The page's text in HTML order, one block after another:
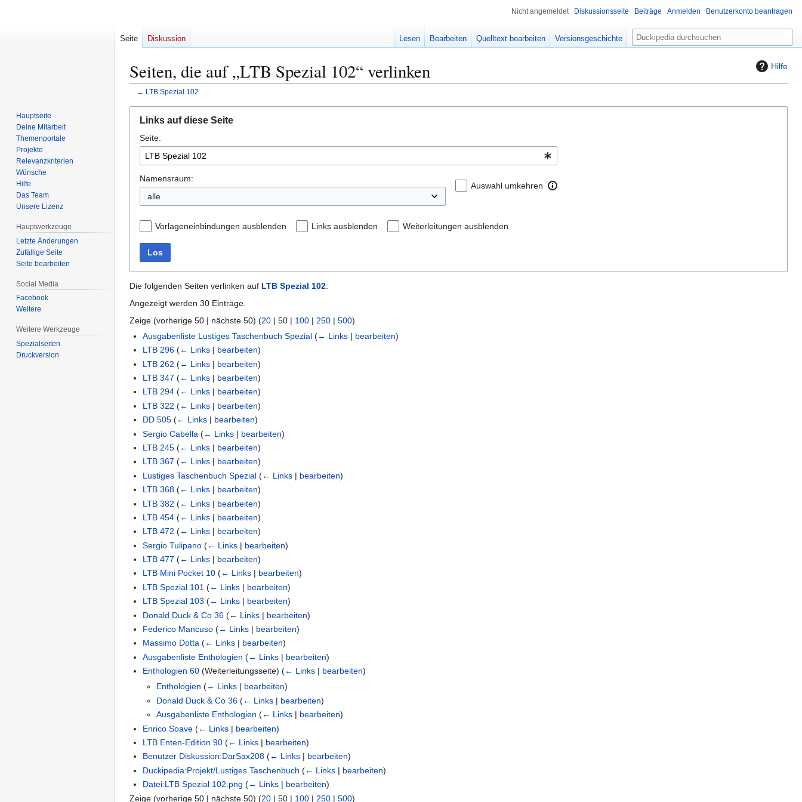
Hilfe
Seiten, die auf „LTB Spezial 102“ verlinken
← LTB Spezial 102
Navigation
springen
Suche
springen
Links auf diese Seite
Seite:
Namensraum:
Auswahl umkehren
Vorlageneinbindungen ausblenden Links ausblenden Weiterleitungen ausblenden
Los
Die folgenden Seiten verlinken auf LTB Spezial 102:
Angezeigt werden 30 Einträge.
Zeige (vorherige 50 | nächste 50) (20 | 50 | 100 | 250 | 500)
Ausgabenliste Lustiges Taschenbuch Spezial (← Links | bearbeiten)
LTB 296 (← Links | bearbeiten)
LTB 262 (← Links | bearbeiten)
LTB 347 (← Links | bearbeiten)
LTB 294 (← Links | bearbeiten)
LTB 322 (← Links | bearbeiten)
DD 505 (← Links | bearbeiten)
Sergio Cabella (← Links | bearbeiten)
LTB 245 (← Links | bearbeiten)
LTB 367 (← Links | bearbeiten)
Lustiges Taschenbuch Spezial (← Links | bearbeiten)
LTB 368 (← Links | bearbeiten)
LTB 382 (← Links | bearbeiten)
LTB 454 (← Links | bearbeiten)
LTB 472 (← Links | bearbeiten)
Sergio Tulipano (← Links | bearbeiten)
LTB 477 (← Links | bearbeiten)
LTB Mini Pocket 10 (← Links | bearbeiten)
LTB Spezial 101 (← Links | bearbeiten)
LTB Spezial 103 (← Links | bearbeiten)
Donald Duck & Co 36 (← Links | bearbeiten)
Federico Mancuso (← Links | bearbeiten)
Massimo Dotta (← Links | bearbeiten)
Ausgabenliste Enthologien (← Links | bearbeiten)
Enthologien 60 (Weiterleitungsseite)(← Links | bearbeiten)
Enthologien (← Links| bearbeiten)
Donald Duck & Co 36 (← Links| bearbeiten)
Ausgabenliste Enthologien (← Links| bearbeiten)
Enrico Soave (← Links | bearbeiten)
LTB Enten-Edition 90 (← Links | bearbeiten)
Benutzer Diskussion:DarSax208 (← Links | bearbeiten)
Duckipedia:Projekt/Lustiges Taschenbuch (← Links | bearbeiten)
Datei:LTB Spezial 102.png (← Links | bearbeiten)
Zeige (vorherige 50 | nächste 50) (20 | 50 | 100 | 250 | 500)
Nicht angemeldet Diskussionsseite Beiträge Anmelden Benutzerkonto beantragen
Seite Diskussion Lesen Bearbeiten Quelltext bearbeiten Versionsgeschichte
S
u
e
Hauptseite
Deine Mitarbeit
Themenportale
Projekte
Relevanzkriterien
Wünsche
Hilfe
Das Team
Unsere Lizenz
Hauptwerkzeuge
Letzte Änderungen
Zufällige Seite
Seite bearbeiten
Social Media
Facebook
Weitere
Weitere Werkzeuge
Spezialseiten
Druckversion